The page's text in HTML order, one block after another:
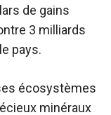
de gains
3 milliards
pays.
écosystèmes
minéraux